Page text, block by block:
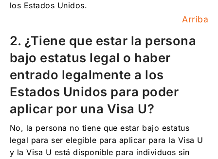
los Estados Unidos.
Arriba
2. ¿Tiene que estar la persona
bajo estatus legal o haber
entrado legalmente a los
Estados Unidos para poder
aplicar por una Visa U?
No, la persona no tiene que estar bajo estatus
legal para ser elegible para aplicar para la Visa U
y la Visa U está disponible para individuos sin